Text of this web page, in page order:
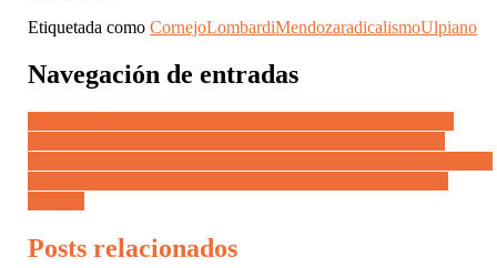
Etiquetada comoCornejoLombardiMendozaradicalismoUlpiano
Navegación de entradas
Posts relacionados